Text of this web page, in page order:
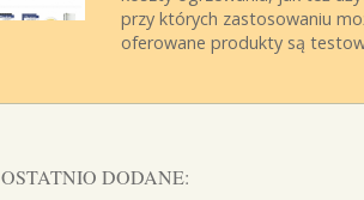
przy których zastosowaniu
oferowane produkty są
OSTATNIO DODANE: